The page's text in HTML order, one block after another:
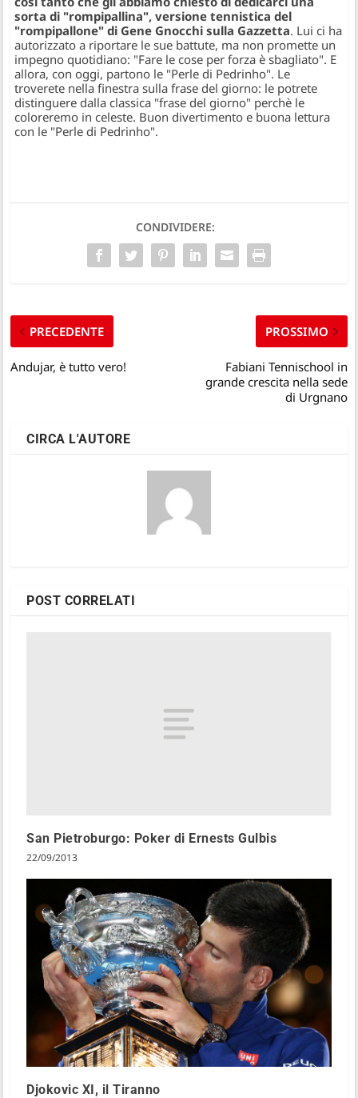
sorta di "rompipallina", versione tennistica del
"rompipallone" di Gene Gnocchi sulla Gazzetta. Lui ci ha
autorizzato a riportare le sue battute, ma non promette un
impegno quotidiano: "Fare le cose per forza è sbagliato". E
allora, con oggi, partono le "Perle di Pedrinho". Le
troverete nella finestra sulla frase del giorno: le potrete
distinguere dalla classica "frase del giorno" perchè le
coloreremo in celeste. Buon divertimento e buona lettura
con le "Perle di Pedrinho".
CONDIVIDERE:
PRECEDENTE
Andujar, è tutto vero!
PROSSIMO
Fabiani Tennischool in
grande crescita nella sede
di Urgnano
CIRCA L'AUTORE
POST CORRELATI
San Pietroburgo: Poker di Ernests Gulbis
22/09/2013
Djokovic XI, il Tiranno